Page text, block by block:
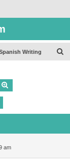
Writing
am